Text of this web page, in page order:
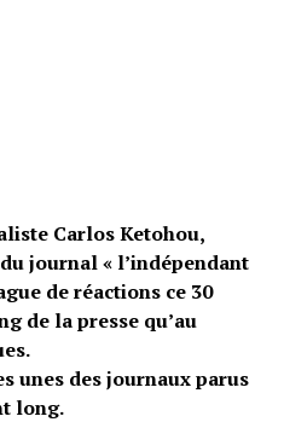
Carlos Ketohou,
journal « l’indépendant
de réactions ce 30
de la presse qu’au
unes des journaux parus
long.